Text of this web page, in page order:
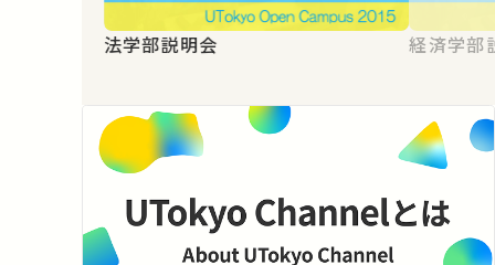
法学部説明会 経済学部